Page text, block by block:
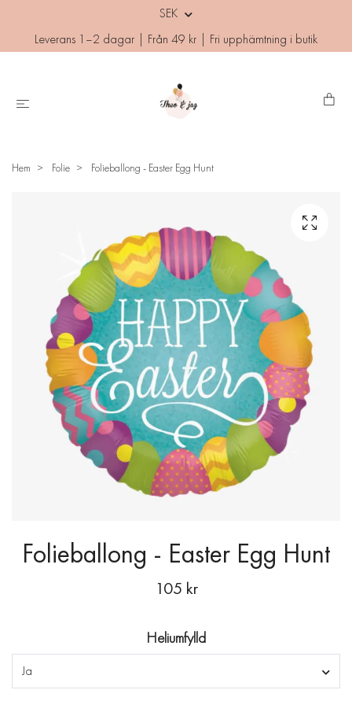
SEK
Leverans 1–2 dagar | Från 49 kr | Fri upphämtning i butik
Hem Folie Folieballong - Easter Egg Hunt
Folieballong - Easter Egg Hunt
105 kr
Heliumfylld
Ja